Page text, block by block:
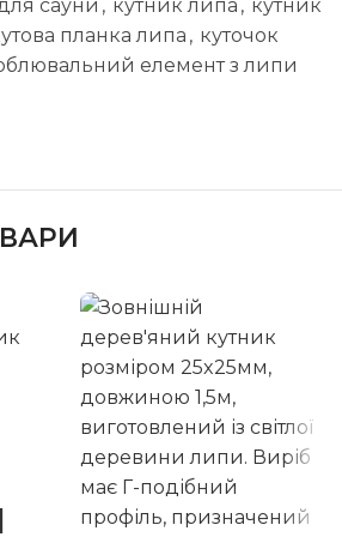
сауни , кутник липа , кутник
планка липа , куточок
елемент з липи